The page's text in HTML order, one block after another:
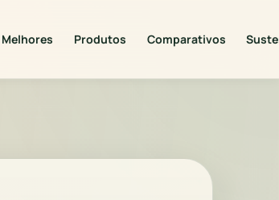
Melhores Produtos Comparativos